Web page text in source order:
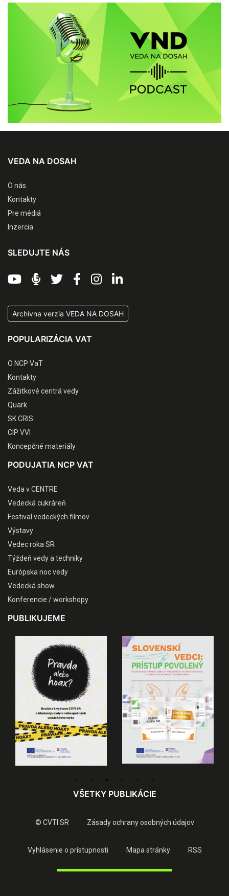
VEDA NA DOSAH
O nás
Kontakty
Pre médiá
Inzercia
SLEDUJTE NÁS
Archívna verzia VEDA NA DOSAH
POPULARIZÁCIA VAT
O NCP VaT
Kontakty
Zážitkové centrá vedy
Quark
SK CRIS
CIP VVI
Koncepčné materiály
PODUJATIA NCP VAT
Veda v CENTRE
Vedecká cukráreň
Festival vedeckých filmov
Výstavy
Vedec roka SR
Týždeň vedy a techniky
Európska noc vedy
Vedecká show
Konferencie / workshopy
PUBLIKUJEME
VŠETKY PUBLIKÁCIE
© CVTI SR Zásady ochrany osobných údajov
Vyhlásenie o prístupnosti Mapa stránky RSS